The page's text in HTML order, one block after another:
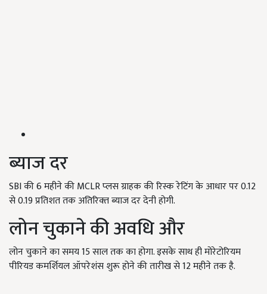
ब्याज दर ​
SBI की 6 महीने की MCLR प्‍लस ग्राहक की रिस्क रेटिंग के आधार पर 0.12
से 0.19 प्रतिशत तक अतिरिक्‍त ब्‍याज दर देनी होगी.
लोन चुकाने की अवधि और
लोन चुकाने का समय 15 साल तक का होगा. इसके साथ ही मोरेटोरियम
पीरियड कमर्शियल ऑपरेशंस शुरू होने की तारीख से 12 महीने तक है.